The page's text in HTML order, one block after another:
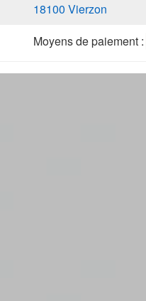
18100 Vierzon
Moyens de paiement :